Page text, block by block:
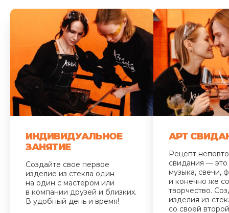
ИНДИВИДУАЛЬНОЕ
ЗАНЯТИЕ
Создайте свое первое
изделие из стекла один
на один с мастером или
в компании друзей и близких.
В удобный день и время!
АРТ
Рецепт
свидания —
музыка, свечи,
и конечно же
творчество.
изделия из
со своей